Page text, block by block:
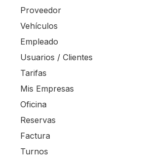
Proveedor
Vehículos
Empleado
Usuarios / Clientes
Tarifas
Mis Empresas
Oficina
Reservas
Factura
Turnos